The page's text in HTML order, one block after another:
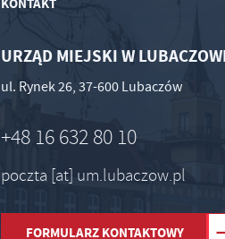
KONTAKT
URZĄD MIEJSKI W
ul. Rynek 26, 37-600 Lubaczów
+48 16 632 80 10
poczta [at] um.lubaczow.pl
FORMULARZ KONTAKTOWY